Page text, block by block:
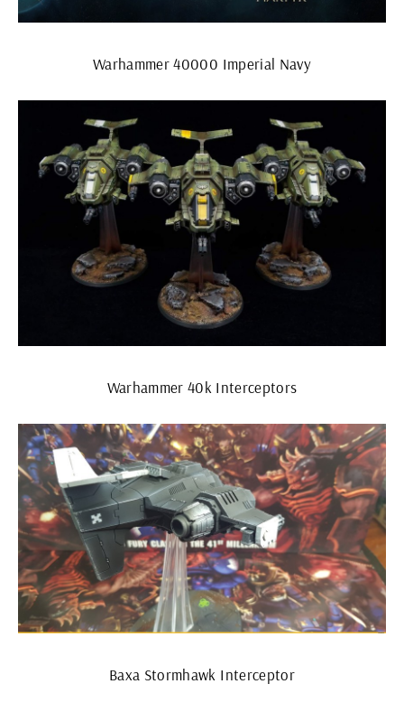
Warhammer 40000 Imperial Navy
Warhammer 40k Interceptors
Ваха Stormhawk Interceptor